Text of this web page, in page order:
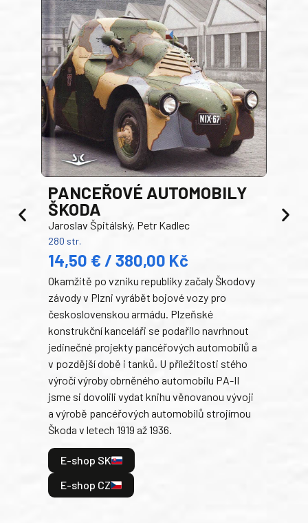
PANCEŘOVÉ AUTOMOBILY
ŠKODA
Jaroslav Špitálský, Petr Kadlec
280 str.
14,50 € / 380,00 Kč
Okamžitě po vzniku republiky začaly Škodovy
závody v Plzni vyrábět bojové vozy pro
československou armádu. Plzeňské
konstrukční kanceláři se podařilo navrhnout
jedinečné projekty pancéřových automobilů a
v pozdější době i tanků. U příležitosti stého
výročí výroby obrněného automobilu PA-II
jsme si dovolili vydat knihu věnovanou vývoji
a výrobě pancéřových automobilů strojírnou
Škoda v letech 1919 až 1936.
E-shop SK
E-shop CZ